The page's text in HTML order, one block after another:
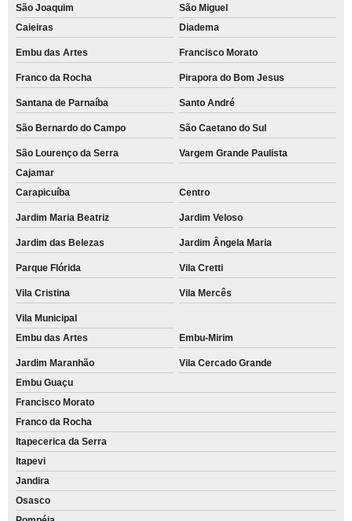
São Joaquim
São Miguel
Caieiras
Diadema
Embu das Artes Francisco Morato
Franco da Rocha Pirapora do Bom Jesus
Santana de Parnaíba Santo André
São Bernardo do Campo São Caetano do Sul
São Lourenço da Serra
Vargem Grande Paulista
Cajamar
Carapicuíba
Centro
Jardim Maria Beatriz Jardim Veloso
Jardim das Belezas Jardim Ângela Maria
Parque Flórida Vila Cretti
Vila Cristina Vila Mercês
Vila Municipal
Embu das Artes
Embu-Mirim
Jardim Maranhão
Vila Cercado Grande
Embu Guaçu
Francisco Morato
Franco da Rocha
Itapecerica da Serra
Itapevi
Jandira
Osasco